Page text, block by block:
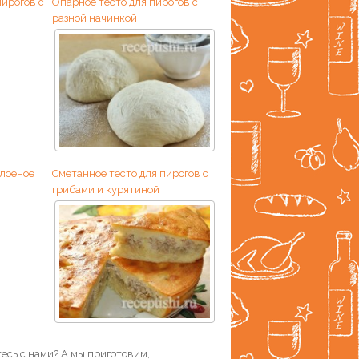
разной начинкой
Сметанное тесто для пирогов с
грибами и курятиной
с нами? А мы приготовим,